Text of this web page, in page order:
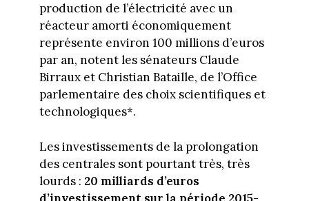
production de l’électricité avec un
réacteur amorti économiquement
représente environ 100 millions d’euros
par an, notent les sénateurs Claude
Birraux et Christian Bataille, de l’Office
parlementaire des choix scientifiques et
technologiques*.
Les investissements de la prolongation
des centrales sont pourtant très, très
lourds : 20 milliards d’euros